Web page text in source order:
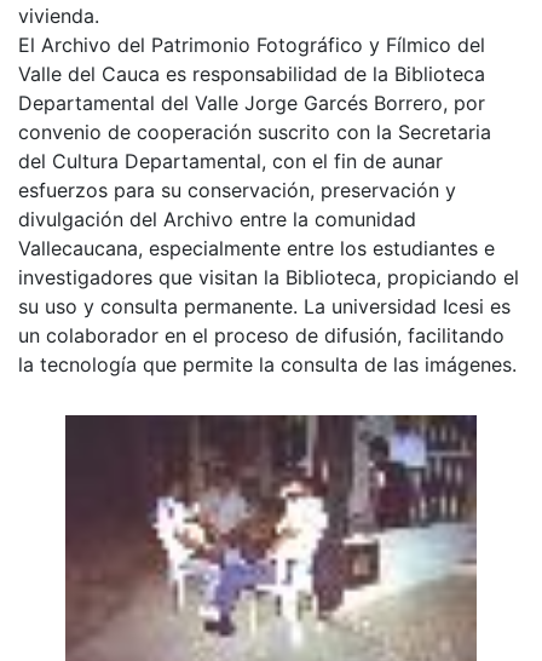
vivienda.
El Archivo del Patrimonio Fotográfico y Fílmico del
Valle del Cauca es responsabilidad de la Biblioteca
Departamental del Valle Jorge Garcés Borrero, por
convenio de cooperación suscrito con la Secretaria
del Cultura Departamental, con el fin de aunar
esfuerzos para su conservación, preservación y
divulgación del Archivo entre la comunidad
Vallecaucana, especialmente entre los estudiantes e
investigadores que visitan la Biblioteca, propiciando el
su uso y consulta permanente. La universidad Icesi es
un colaborador en el proceso de difusión, facilitando
la tecnología que permite la consulta de las imágenes.